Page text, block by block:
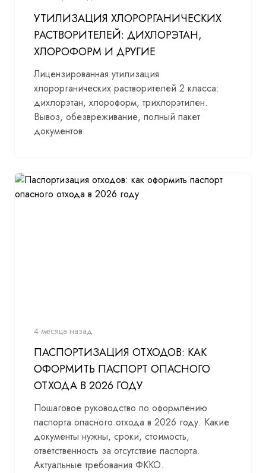
УТИЛИЗАЦИЯ ХЛОРОРГАНИЧЕСКИХ
РАСТВОРИТЕЛЕЙ: ДИХЛОРЭТАН,
ХЛОРОФОРМ И ДРУГИЕ
Лицензированная утилизация
хлорорганических растворителей 2 класса:
дихлорэтан, хлороформ, трихлорэтилен.
Вывоз, обезвреживание, полный пакет
документов.
4 месяца назад
ПАСПОРТИЗАЦИЯ ОТХОДОВ: КАК
ОФОРМИТЬ ПАСПОРТ ОПАСНОГО
ОТХОДА В 2026 ГОДУ
Пошаговое руководство по оформлению
паспорта опасного отхода в 2026 году. Какие
документы нужны, сроки, стоимость,
ответственность за отсутствие паспорта.
Актуальные требования ФККО.